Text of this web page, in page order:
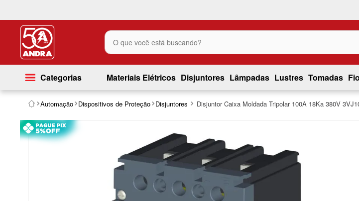
O que você está buscando?
Categorias Materiais Elétricos Disjuntores Lâmpadas Lustres Tomadas
Automação Dispositivos de Proteção Disjuntores Disjuntor Caixa Moldada Tripolar 100A 18Ka 380V